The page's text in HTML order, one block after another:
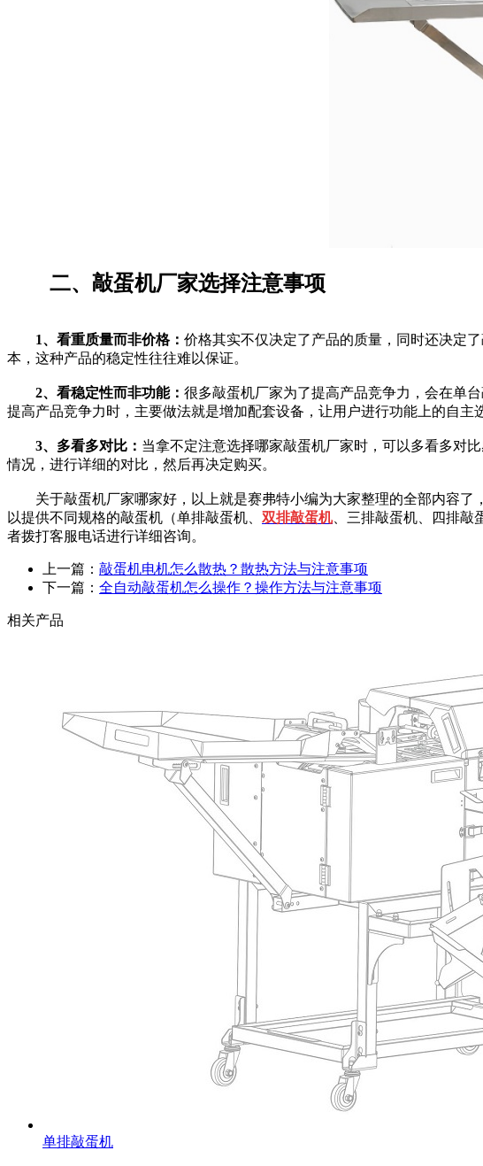
二、敲蛋机厂家选择注意事项
1、看重质量而非价格： 价格其实不仅决定了产品的质量，同时还决定
本，这种产品的稳定性往往难以保证。
2、看稳定性而非功能： 很多敲蛋机厂家为了提高产品竞争力，会在单
提高产品竞争力时，主要做法就是增加配套设备，让用户进行功能上的自主
3、多看多对比： 当拿不定注意选择哪家敲蛋机厂家时，可以多看多对
情况，进行详细的对比，然后再决定购买。
关于敲蛋机厂家哪家好，以上就是赛弗特小编为大家整理的全部内容了
以提供不同规格的敲蛋机（单排敲蛋机、 双排敲蛋机、三排敲蛋机、四排敲
者拨打客服电话进行详细咨询。
上一篇： 敲蛋机电机怎么散热？散热方法与注意事项
下一篇： 全自动敲蛋机怎么操作？操作方法与注意事项
相关产品
单排敲蛋机